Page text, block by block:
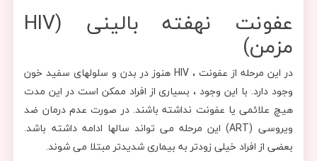
عفونت نهفته بالینی (HIV
مزمن)
در این مرحله از عفونت ، HIV هنوز در بدن و سلولهای سفید خون
وجود دارد. با این وجود ، بسیاری از افراد ممکن است در این مدت
هیچ علائمی یا عفونت نداشته باشند. در صورت عدم درمان ضد
ویروسی (ART) این مرحله می تواند سالها ادامه داشته باشد.
بعضی از افراد خیلی زودتر به بیماری شدیدتر مبتلا می شوند.